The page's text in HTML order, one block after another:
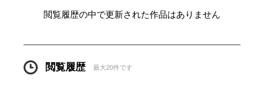
閲覧履歴の中で更新された作品はありません
閲覧履歴 最大20件です